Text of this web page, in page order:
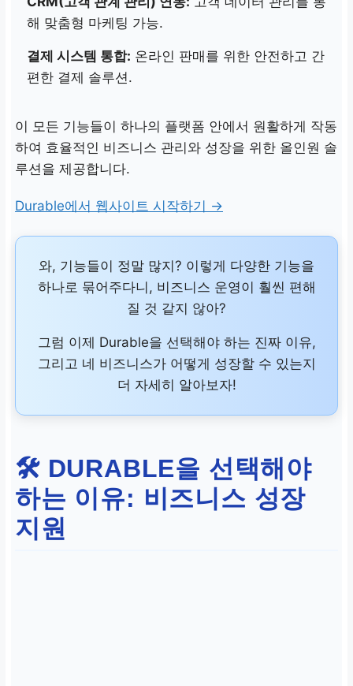
해 맞춤형 마케팅 가능.
결제 시스템 통합: 온라인 판매를 위한 안전하고 간
편한 결제 솔루션.
이 모든 기능들이 하나의 플랫폼 안에서 원활하게 작동
하여 효율적인 비즈니스 관리와 성장을 위한 올인원 솔
루션을 제공합니다.
Durable에서 웹사이트 시작하기 →
와, 기능들이 정말 많지? 이렇게 다양한 기능을
하나로 묶어주다니, 비즈니스 운영이 훨씬 편해
질 것 같지 않아?
그럼 이제 Durable을 선택해야 하는 진짜 이유,
그리고 네 비즈니스가 어떻게 성장할 수 있는지
더 자세히 알아보자!
🛠️ DURABLE을 선택해야
하는 이유: 비즈니스 성장
지원